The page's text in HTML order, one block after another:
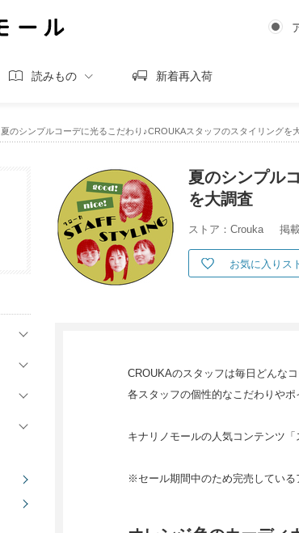
読みもの 新着再入荷
夏のシンプルコーデに光るこだわり♪CROUKAスタッフのスタイリングを
夏のシンプル
を大調査
ストア：Crouka 掲
お気に入りス
CROUKAのスタッフは毎日どんな
各スタッフの個性的なこだわりや
キナリノモールの人気コンテンツ
※セール期間中のため完売している